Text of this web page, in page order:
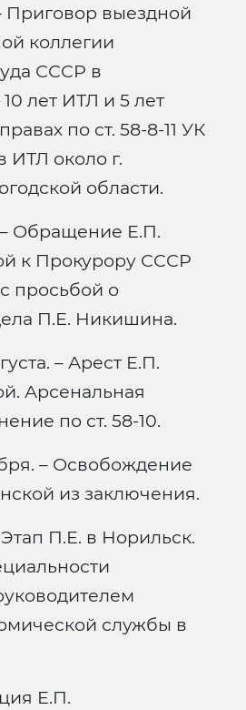
Приговор выездной
коллегии
СССР в
лет ИТЛ и 5 лет
по ст. 58-8-11 УК
ИТЛ около г.
области.
– Обращение Е.П.
к Прокурору СССР
просьбой о
П.Е. Никишина.
– Арест Е.П.
Арсенальная
по ст. 58-10.
– Освобождение
из заключения.
П.Е. в Норильск.
службы в
Е.П.